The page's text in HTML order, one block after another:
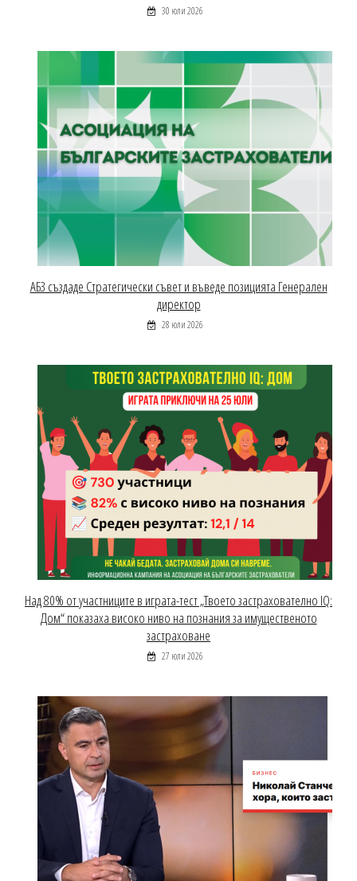
30 юли 2026
АБЗ създаде Стратегически съвет и въведе позицията Генерален
директор
28 юли 2026
Над 80% от участниците в играта-тест „Твоето застрахователно IQ:
Дом“ показаха високо ниво на познания за имущественото
застраховане
27 юли 2026